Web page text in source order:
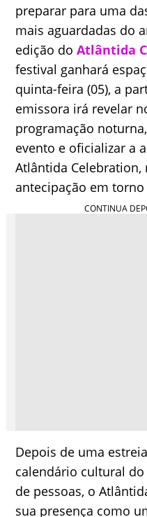
preparar para uma
mais aguardadas do
edição doAtlântida
festival ganhará
quinta-feira (05), a
emissora irá revelar
programação
evento e oficializar a
Atlântida
antecipação em
Depois de uma
calendário cultural
de pessoas, o
sua presença como